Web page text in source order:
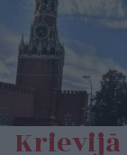
Krievijā